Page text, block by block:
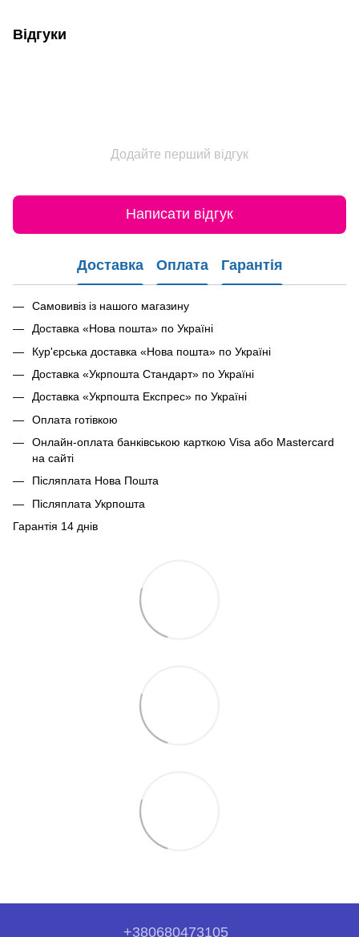
Відгуки
Додайте перший відгук
Написати відгук
Доставка Оплата Гарантія
Самовивіз із нашого магазину
Доставка «Нова пошта» по Україні
Кур'єрська доставка «Нова пошта» по Україні
Доставка «Укрпошта Стандарт» по Україні
Доставка «Укрпошта Експрес» по Україні
Оплата готівкою
Онлайн-оплата банківською карткою Visa або Mastercard
на сайті
Післяплата Нова Пошта
Післяплата Укрпошта
Гарантія 14 днів
+380680473105